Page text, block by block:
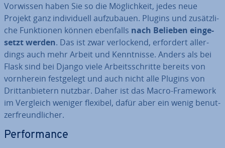
Vorwissen haben Sie so die Mög­lich­keit, jedes neue
Projekt ganz in­di­vi­du­ell auf­zu­bau­en. Plugins und zu­sätz­li­
che Funk­tio­nen können ebenfalls nach Belieben ein­ge­
setzt werden. Das ist zwar ver­lo­ckend, erfordert al­ler­
dings auch mehr Arbeit und Kennt­nis­se. Anders als bei
Flask sind bei Django viele Ar­beits­schrit­te bereits von
vorn­her­ein fest­ge­legt und auch nicht alle Plugins von
Dritt­an­bie­tern nutzbar. Daher ist das Macro-Framework
im Vergleich weniger flexibel, dafür aber ein wenig be­nut­
zer­freund­li­cher.
Per­for­mance